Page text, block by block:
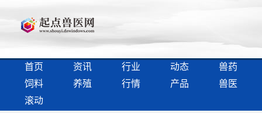
首页 资讯 行业 动态
兽药
饲料
养殖 行情 产品
兽医
滚动